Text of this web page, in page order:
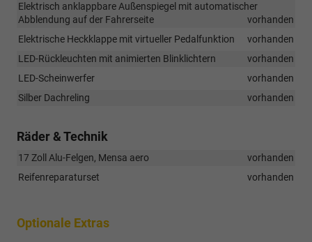
Elektrisch anklappbare Außenspiegel mit automatischer
Abblendung auf der Fahrerseite
vorhanden
Elektrische Heckklappe mit virtueller Pedalfunktion
vorhanden
LED-Rückleuchten mit animierten Blinklichtern
vorhanden
LED-Scheinwerfer
vorhanden
Silber Dachreling
vorhanden
Räder & Technik
17 Zoll Alu-Felgen, Mensa aero
vorhanden
Reifenreparaturset
vorhanden
Optionale Extras